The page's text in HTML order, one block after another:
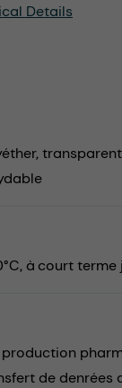
Details
à court terme
production
de denrées